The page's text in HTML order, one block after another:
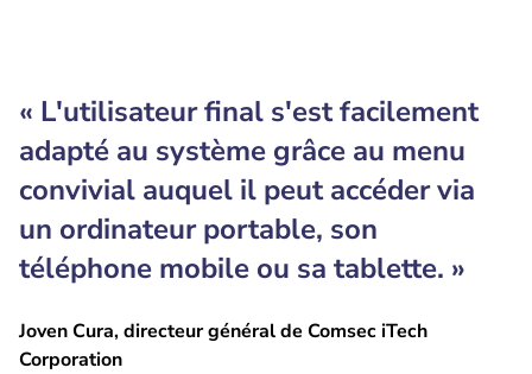
« L'utilisateur final s'est facilement
adapté au système grâce au menu
convivial auquel il peut accéder via
un ordinateur portable, son
téléphone mobile ou sa tablette. »
Joven Cura, directeur général de Comsec iTech
Corporation